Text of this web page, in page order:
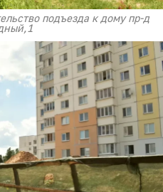
подъезда к дому пр-д